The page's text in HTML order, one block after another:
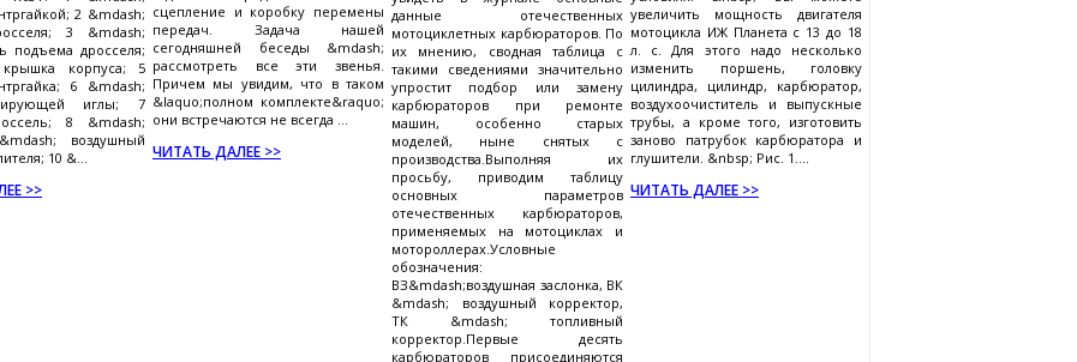
2 &mdash;
3 &mdash;
подъема дросселя;
корпуса; 5
6 &mdash;
иглы; 7
8 &mdash;
воздушный
10 &...
>>
сцепление и коробку перемены
передач. Задача нашей
сегодняшней беседы &mdash;
рассмотреть все эти звенья.
Причем мы увидим, что в таком
&laquo;полном комплекте&raquo;
они встречаются не всегда ...
ЧИТАТЬ ДАЛЕЕ >>
данные отечественных
мотоциклетных карбюраторов. По
их мнению, сводная таблица с
такими сведениями значительно
упростит подбор или замену
карбюраторов при ремонте
машин, особенно старых
моделей, ныне снятых с
производства.Выполняя их
просьбу, приводим таблицу
основных параметров
отечественных карбюраторов,
применяемых на мотоциклах и
мотороллерах.Условные
обозначения:
ВЗ&mdash;воздушная заслонка, ВК
&mdash; воздушный корректор,
ТК &mdash; топливный
корректор.Первые десять
карбюраторов присоединяются
увеличить мощность двигателя
мотоцикла ИЖ Планета с 13 до 18
л. с. Для этого надо несколько
изменить поршень, головку
цилиндра, цилиндр, карбюратор,
воздухоочиститель и выпускные
трубы, а кроме того, изготовить
заново патрубок карбюратора и
глушители. &nbsp; Рис. 1....
ЧИТАТЬ ДАЛЕЕ >>